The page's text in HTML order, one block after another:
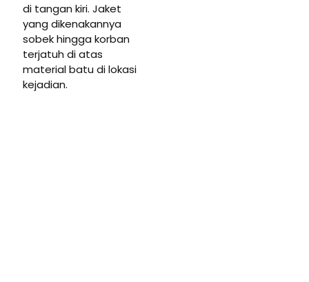
di tangan kiri. Jaket
yang dikenakannya
sobek hingga korban
terjatuh di atas
material batu di lokasi
kejadian.